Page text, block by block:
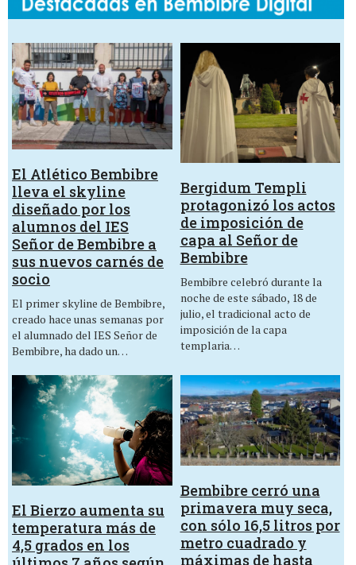
El Atlético Bembibre
lleva el skyline
diseñado por los
alumnos del IES
Señor de Bembibre a
sus nuevos carnés de
socio
El primer skyline de Bembibre,
creado hace unas semanas por
el alumnado del IES Señor de
Bembibre, ha dado un…
Bergidum Templi
protagonizó los actos
de imposición de
capa al Señor de
Bembibre
Bembibre celebró durante la
noche de este sábado, 18 de
julio, el tradicional acto de
imposición de la capa
templaria…
El Bierzo aumenta su
temperatura más de
4,5 grados en los
Bembibre cerró una
primavera muy seca,
con sólo 16,5 litros por
metro cuadrado y
máximas de hasta